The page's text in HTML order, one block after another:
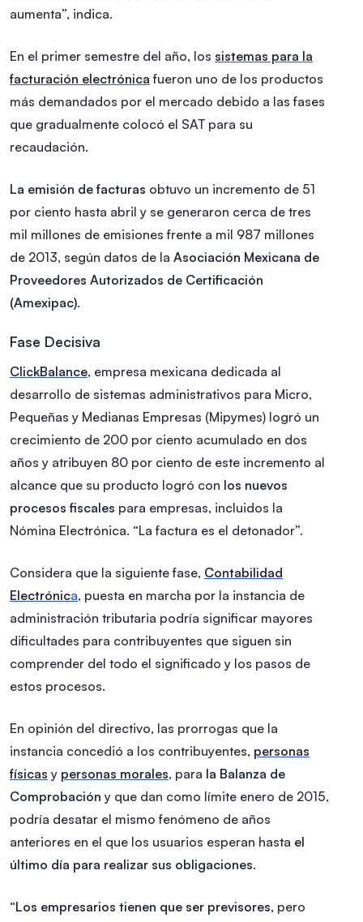
aumenta”, indica.
En el primer semestre del año, los sistemas para la
facturación electrónica fueron uno de los productos
más demandados por el mercado debido a las fases
que gradualmente colocó el SAT para su
recaudación.
La emisión de facturas obtuvo un incremento de 51
por ciento hasta abril y se generaron cerca de tres
mil millones de emisiones frente a mil 987 millones
de 2013, según datos de la Asociación Mexicana de
Proveedores Autorizados de Certificación
(Amexipac).
Fase Decisiva
ClickBalance, empresa mexicana dedicada al
desarrollo de sistemas administrativos para Micro,
Pequeñas y Medianas Empresas (Mipymes) logró un
crecimiento de 200 por ciento acumulado en dos
años y atribuyen 80 por ciento de este incremento al
alcance que su producto logró con los nuevos
procesos fiscales para empresas, incluidos la
Nómina Electrónica. “La factura es el detonador”.
Considera que la siguiente fase, Contabilidad
Electrónica, puesta en marcha por la instancia de
administración tributaria podría significar mayores
dificultades para contribuyentes que siguen sin
comprender del todo el significado y los pasos de
estos procesos.
En opinión del directivo, las prorrogas que la
instancia concedió a los contribuyentes, personas
físicas y personas morales, para la Balanza de
Comprobación y que dan como límite enero de 2015,
podría desatar el mismo fenómeno de años
anteriores en el que los usuarios esperan hasta el
último día para realizar sus obligaciones.
“Los empresarios tienen que ser previsores, pero